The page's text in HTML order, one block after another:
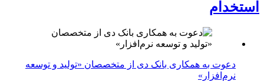
استخدام
دعوت به همکاری بانک دی از متخصصان «تولید و توسعه
نرم‌افزار»